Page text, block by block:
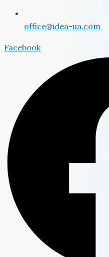
office@idea-ua.com
Facebook